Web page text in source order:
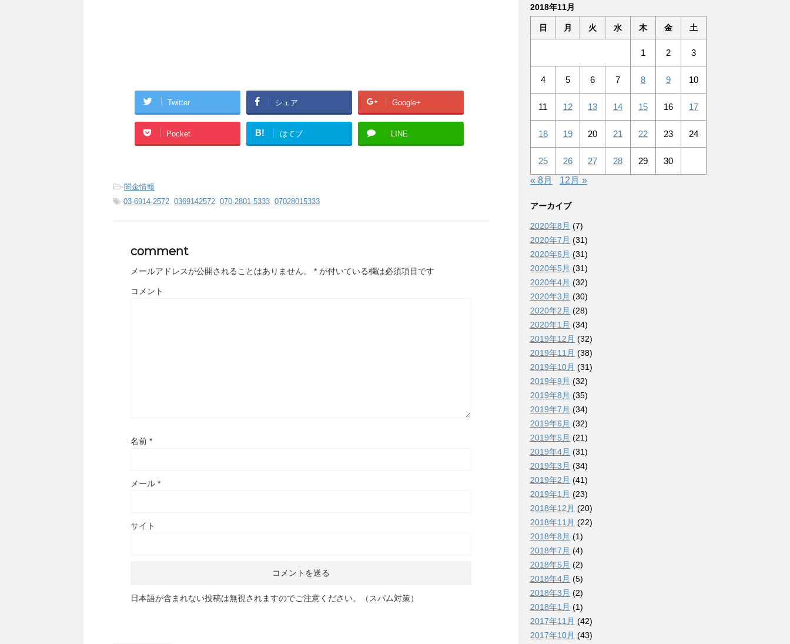
Twitter シェア Google+
Pocket B! はてブ LINE
-闇金情報
-03-6914-2572, 0369142572, 070-2801-5333, 07028015333
comment
メールアドレスが公開されることはありません。 * が付いている欄は必須項目です
コメント
名前 *
メール *
サイト
日本語が含まれない投稿は無視されますのでご注意ください。（スパム対策）
2018年11月
日 月 火 水 木 金 土
1 2 3
4 5 6 7 8 9 10
11 12 13 14 15 16 17
18 19 20 21 22 23 24
25 26 27 28 29
30
« 8月
12月 »
アーカイブ
2020年8月 (7)
2020年7月 (31)
2020年6月 (31)
2020年5月 (31)
2020年4月 (32)
2020年3月 (30)
2020年2月 (28)
2020年1月 (34)
2019年12月 (32)
2019年11月 (38)
2019年10月 (31)
2019年9月 (32)
2019年8月 (35)
2019年7月 (34)
2019年6月 (32)
2019年5月 (21)
2019年4月 (31)
2019年3月 (34)
2019年2月 (41)
2019年1月 (23)
2018年12月 (20)
2018年11月 (22)
2018年8月 (1)
2018年7月 (4)
2018年5月 (2)
2018年4月 (5)
2018年3月 (2)
2018年1月 (1)
2017年11月 (42)
2017年10月 (43)